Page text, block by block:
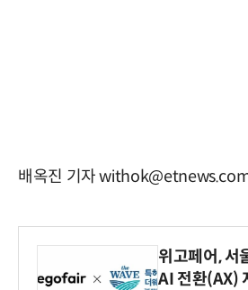
배옥진 기자
위고페어,
AI 전환(AX)